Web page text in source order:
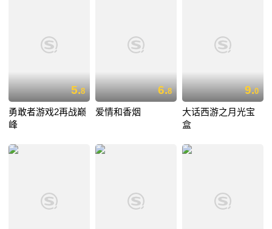
5.8
勇敢者游戏2再战巅
峰
6.8
爱情和香烟
9.0
大话西游之月光宝
盒